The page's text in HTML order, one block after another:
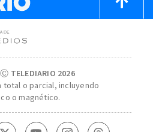
Ⓒ TELEDIARIO 2026
o parcial, incluyendo
o magnético.